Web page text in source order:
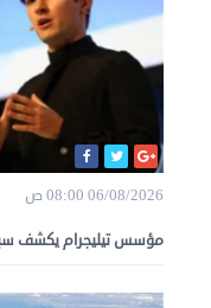
06/08/2026 08:00 ص
مؤسس تيليجرام يكشف